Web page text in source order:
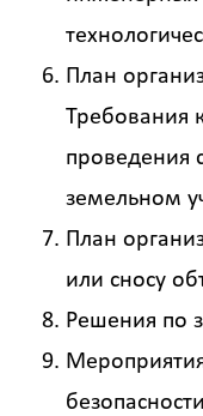
План
Требования
проведения
земельном
План
или сносу
Решения по